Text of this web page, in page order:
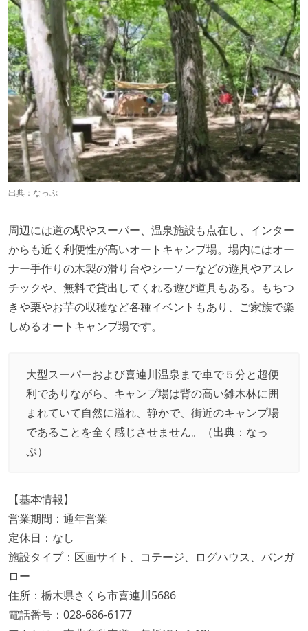
出典： なっぷ
周辺には道の駅やスーパー、温泉施設も点在し、インター
からも近く利便性が高いオートキャンプ場。場内にはオー
ナー手作りの木製の滑り台やシーソーなどの遊具やアスレ
チックや、無料で貸出してくれる遊び道具もある。もちつ
きや栗やお芋の収穫など各種イベントもあり、ご家族で楽
しめるオートキャンプ場です。
大型スーパーおよび喜連川温泉まで車で５分と超便
利でありながら、キャンプ場は背の高い雑木林に囲
まれていて自然に溢れ、静かで、街近のキャンプ場
であることを全く感じさせません。（出典： なっ
ぷ）
【基本情報】
営業期間：通年営業
定休日：なし
施設タイプ：区画サイト、コテージ、ログハウス、バンガ
ロー
住所：栃木県さくら市喜連川5686
電話番号：028-686-6177